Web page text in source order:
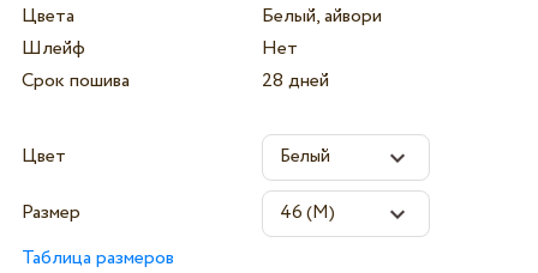
Цвета
Белый, айвори
Шлейф
Нет
Срок пошива
28 дней
Цвет
Размер
Таблица размеров